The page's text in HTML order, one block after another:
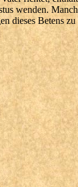
wenden.
dieses Betens